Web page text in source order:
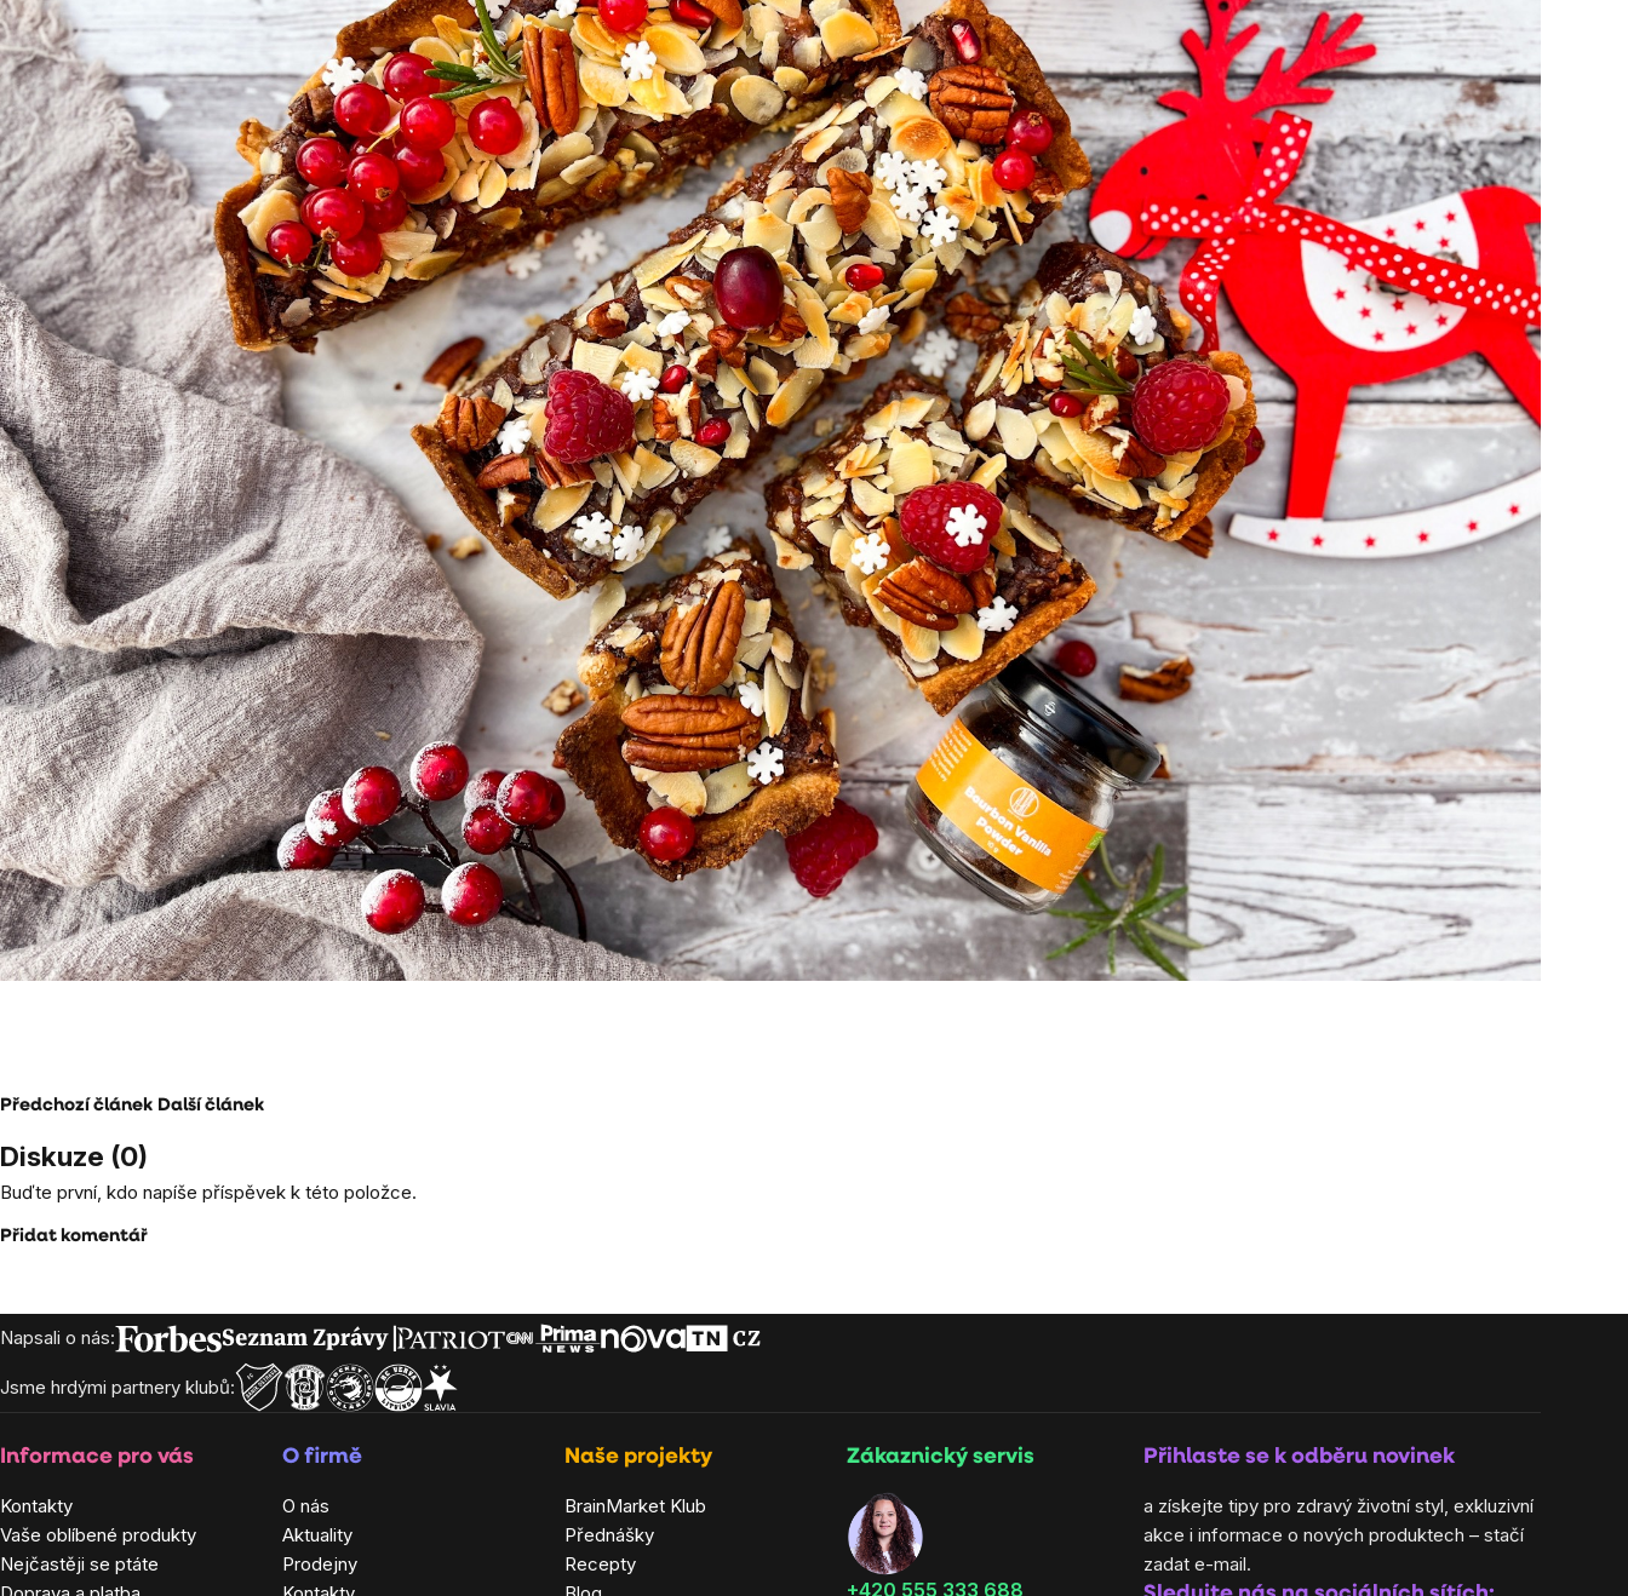
Předchozí článek Další článek
Diskuze (0)
Buďte první, kdo napíše příspěvek k této položce.
Přidat komentář
Zápatí
Napsali o nás:
Jsme hrdými partnery klubů:
Informace pro vás
Kontakty
Vaše oblíbené produkty
Nejčastěji se ptáte
O firmě
O nás
Aktuality
Prodejny
Naše projekty
BrainMarket Klub
Přednášky
Recepty
Zákaznický servis
‭+420 555 333 688
Přihlaste se k odběru novinek
a získejte tipy pro zdravý životní styl, exkluzivní
akce i informace o nových produktech – stačí
zadat e-mail.